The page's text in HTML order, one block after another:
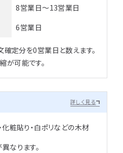
8営業日～13営業日
6営業日
定分を0営業日と数えます。
可能です。
詳しく見る
化粧貼り・白ポリなどの木材
なります。